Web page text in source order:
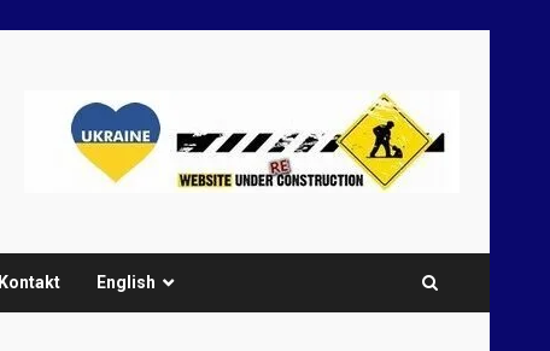
Kontakt English